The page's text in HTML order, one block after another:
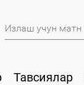
Тавсиялар